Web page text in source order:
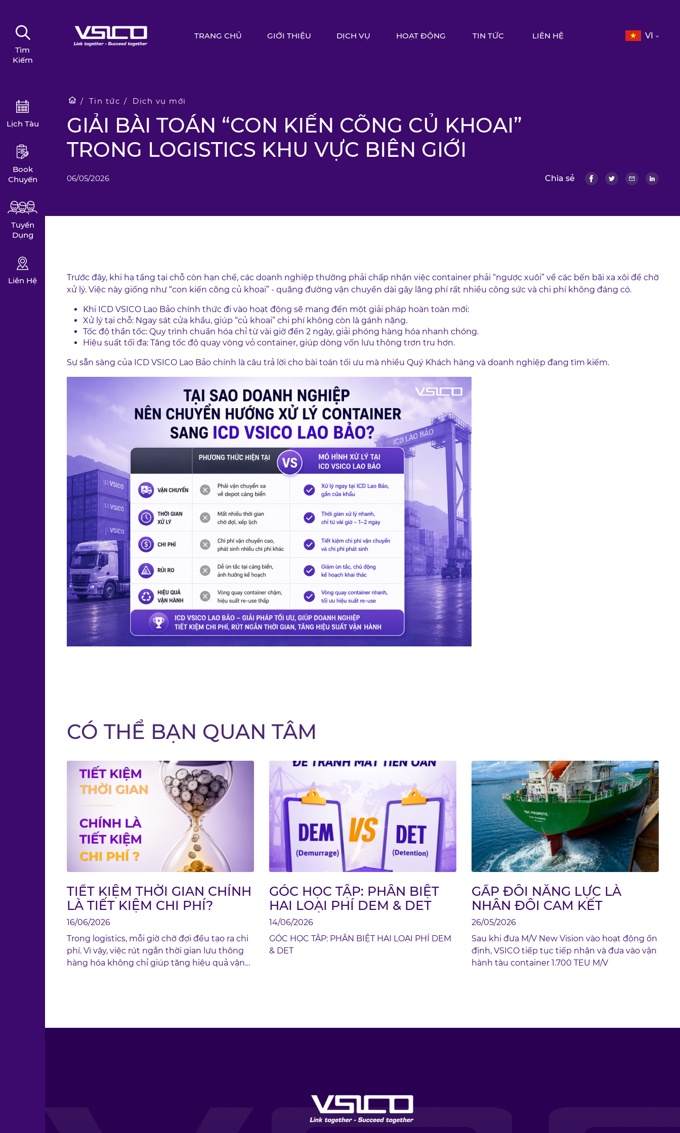
TRANG CHỦ GIỚI THIỆU DỊCH VỤ HOẠT ĐỘNG TIN TỨC LIÊN HỆ
VI
Tìm
Kiếm
Lịch Tàu
Book
Chuyến
Tuyển
Dụng
Liên Hệ
Tin tức Dịch vụ mới
GIẢI BÀI TOÁN “CON KIẾN CÕNG CỦ KHOAI”
TRONG LOGISTICS KHU VỰC BIÊN GIỚI
06/05/2026 Chia sẻ
Trước đây, khi hạ tầng tại chỗ còn hạn chế, các doanh nghiệp thường phải chấp nhận việc container phải “ngược xuôi” về các bến bãi xa xôi để chờ
xử lý. Việc này giống như “con kiến cõng củ khoai” - quãng đường vận chuyển dài gây lãng phí rất nhiều công sức và chi phí không đáng có.
Khi ICD VSICO Lao Bảo chính thức đi vào hoạt động sẽ mang đến một giải pháp hoàn toàn mới:
Xử lý tại chỗ: Ngay sát cửa khẩu, giúp “củ khoai” chi phí không còn là gánh nặng.
Tốc độ thần tốc: Quy trình chuẩn hóa chỉ từ vài giờ đến 2 ngày, giải phóng hàng hóa nhanh chóng.
Hiệu suất tối đa: Tăng tốc độ quay vòng vỏ container, giúp dòng vốn lưu thông trơn tru hơn.
Sự sẵn sàng của ICD VSICO Lao Bảo chính là câu trả lời cho bài toán tối ưu mà nhiều Quý Khách hàng và doanh nghiệp đang tìm kiếm.
CÓ THỂ BẠN QUAN TÂM
TIẾT KIỆM THỜI GIAN CHÍNH
LÀ TIẾT KIỆM CHI PHÍ?
16/06/2026
Trong logistics, mỗi giờ chờ đợi đều tạo ra chi
phí. Vì vậy, việc rút ngắn thời gian lưu thông
hàng hóa không chỉ giúp tăng hiệu quả vận
GÓC HỌC TẬP: PHÂN BIỆT
HAI LOẠI PHÍ DEM & DET
14/06/2026
GÓC HỌC TẬP: PHÂN BIỆT HAI LOẠI PHÍ DEM
& DET
GẤP ĐÔI NĂNG LỰC LÀ
NHÂN ĐÔI CAM KẾT
26/05/2026
Sau khi đưa M/V New Vision vào hoạt động ổn
định, VSICO tiếp tục tiếp nhận và đưa vào vận
hành tàu container 1.700 TEU M/V